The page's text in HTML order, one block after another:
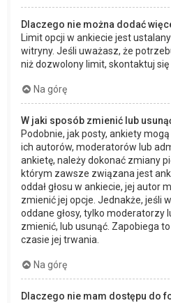
Dlaczego nie można dodać
Limit opcji w ankiecie jest
witryny. Jeśli uważasz, że
niż dozwolony limit, skontaktuj
Na górę
W jaki sposób zmienić lub
Podobnie, jak posty, ankiety
ich autorów, moderatorów lub
ankietę, należy dokonać zmiany
którym zawsze związana jest
oddał głosu w ankiecie, jej autor
zmienić jej opcje. Jednakże, jeśli
oddane głosy, tylko moderatorzy
zmienić, lub usunąć. Zapobiega
czasie jej trwania.
Na górę
Dlaczego nie mam dostępu do